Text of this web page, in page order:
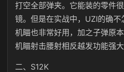
打空全部弹夹。它能装的零件
镜。但是在实战中，UZI的确
机瞄也非常好用，加之子弹原
机瞄射击腰射相反越发功能强大
二、S12K